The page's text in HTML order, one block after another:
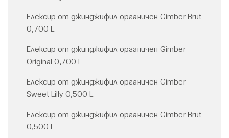
Елексир от джинджифил органичен Gimber Brut
0,700 L
Елексир от джинджифил органичен Gimber
Original 0,700 L
Елексир от джинджифил органичен Gimber
Sweet Lilly 0,500 L
Елексир от джинджифил органичен Gimber Brut
0,500 L